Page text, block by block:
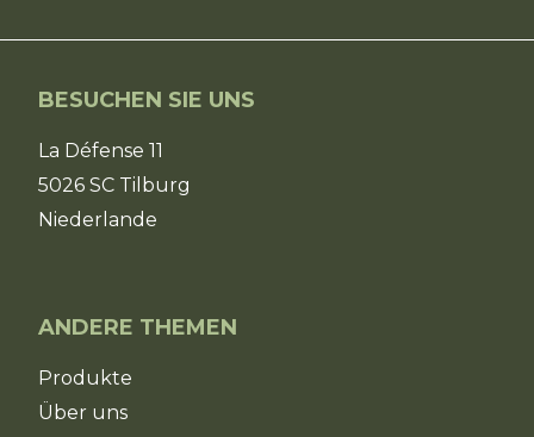
BESUCHEN SIE UNS
La Défense 11
5026 SC Tilburg
Niederlande
ANDERE THEMEN
Produkte
Über uns